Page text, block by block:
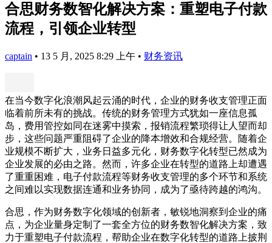
合思财务数智化解决方案：重塑电子付款
流程，引领企业转型
captain • 13 5 月, 2025 8:29 上午 • 财务资讯
在当今数字化浪潮风起云涌的时代，企业的财务收支管理正面
临着前所未有的挑战。传统的财务管理方式犹如一座信息孤
岛，费用管控如同在迷雾中摸索，报销流程繁琐得让人望而却
步，这些问题严重阻碍了企业的降本增效和合规经营。随着企
业规模不断扩大，业务日益多元化，财务数字化转型已然成为
企业发展的必由之路。然而，许多企业在转型的道路上却遭遇
了重重困难，电子付款流程等财务收支管理的多个环节和系统
之间难以实现数据连通和业务协同，成为了亟待跨越的鸿沟。
合思，作为财务数字化领域的创新者，敏锐地洞察到企业的痛
点，为企业量身定制了一套全方位的财务数智化解决方案，致
力于重塑电子付款流程，帮助企业在数字化转型的道路上披荆